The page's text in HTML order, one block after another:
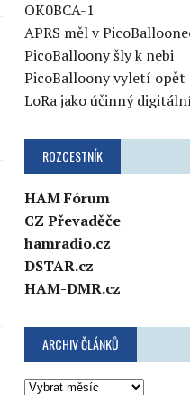
OK0BCA-1
APRS měl v
PicoBalloony šly k nebi
PicoBalloony vyletí opět
LoRa jako účinný
ROZCESTNÍK
HAM Fórum
CZ Převaděče
hamradio.cz
DSTAR.cz
HAM-DMR.cz
ARCHIV ČLÁNKŮ